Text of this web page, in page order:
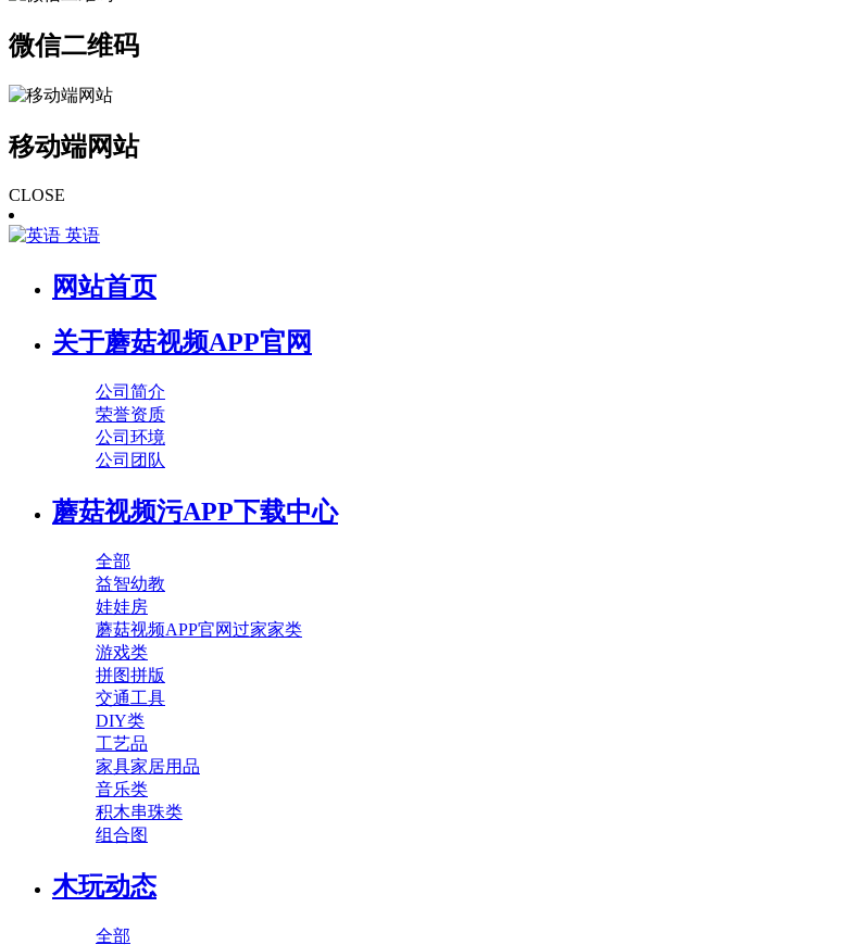
微信二维码
移动端网站
CLOSE
英语
网站首页
关于蘑菇视频APP官网
公司简介
荣誉资质
公司环境
公司团队
蘑菇视频污APP下载中心
全部
益智幼教
娃娃房
蘑菇视频APP官网过家家类
游戏类
拼图拼版
交通工具
DIY类
工艺品
家具家居用品
音乐类
积木串珠类
组合图
木玩动态
全部